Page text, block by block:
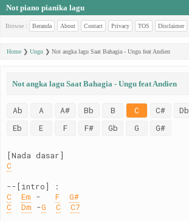
Not piano pianika lagu
Browse : Beranda About Contact Privacy TOS Disclaimer
Home ❯ Ungu ❯ Not angka lagu Saat Bahagia - Ungu feat Andien
Not angka lagu Saat Bahagia - Ungu feat Andien
Ab A A# Bb B C C# Db
Eb
E F F# Gb G G#
[Nada dasar]
C
--[intro] :
C
Em - F
G#
C
Dm -G C
C7